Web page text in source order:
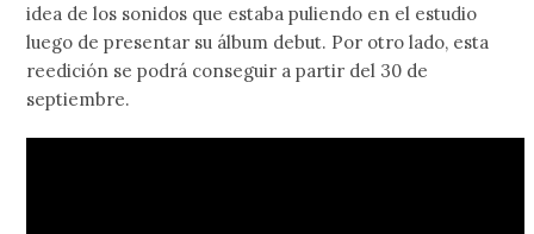
idea de los sonidos que estaba puliendo en el estudio
luego de presentar su álbum debut. Por otro lado, esta
reedición se podrá conseguir a partir del 30 de
septiembre.